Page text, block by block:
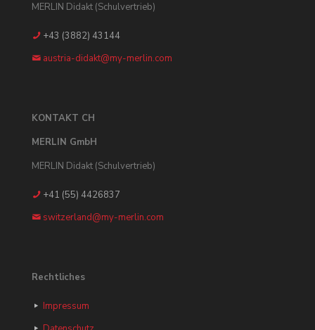
MERLIN Didakt (Schulvertrieb)
+43 (3882) 43144
austria-didakt@my-merlin.com
KONTAKT CH
MERLIN GmbH
MERLIN Didakt (Schulvertrieb)
+41 (55) 4426837
switzerland@my-merlin.com
Rechtliches
Impressum